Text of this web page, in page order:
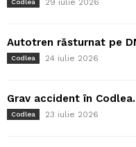
Codlea
Autotren răsturnat pe
Codlea 24 iulie 2026
Grav accident în
Codlea 23 iulie 2026